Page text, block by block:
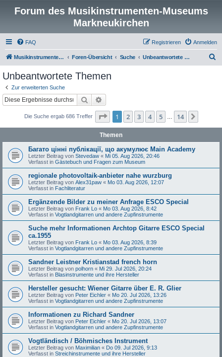
Forum des Musikinstrumenten-Museums
Markneukirchen
FAQ Anmelden
Registrieren
Musikinstrumenten-Museum Foren-Übersicht Suche Unbeantwortete Themen
Unbeantwortete Themen
Zur erweiterten Suche
Suche
Die Suche ergab 686 Treffer Seite 1von 14
1 2 3 4 5 14
Themen
Багато цінні публікації, що акумулює Main Academy
Letzter Beitrag von Stevedaw « Mi 05. Aug 2026, 20:46
Verfasst in Gästebuch und Fragen zum Museum
regionale photovoltaik-anbieter nahe wurzburg
Letzter Beitrag von Alex31paw « Mo 03. Aug 2026, 12:07
Verfasst in Fachliteratur
Ergänzende Bilder zu meiner Anfrage ESCO Special
Letzter Beitrag von Frank Lo « Mo 03. Aug 2026, 8:42
Verfasst in Vogtlandgitarren und andere Zupfinstrumente
Suche mehr Informationen Archtop Gitarre ESCO Special
ca.1955
Letzter Beitrag von Frank Lo « Mo 03. Aug 2026, 8:39
Verfasst in Vogtlandgitarren und andere Zupfinstrumente
Sandner Leistner Kristianstad french horn
Letzter Beitrag von polhorn « Mi 29. Jul 2026, 20:24
Verfasst in Blasinstrumente und ihre Hersteller
Hersteller gesucht: Wiener Gitarre über E. R. Glier
Letzter Beitrag von Peter Eichler « Mo 20. Jul 2026, 13:26
Verfasst in Vogtlandgitarren und andere Zupfinstrumente
Informationen zu Richard Sandner
Letzter Beitrag von Peter Eichler « Mo 20. Jul 2026, 13:07
Verfasst in Vogtlandgitarren und andere Zupfinstrumente
Vogtländisch / Böhmisches Instrument
Letzter Beitrag von Maximilian « Do 09. Jul 2026, 9:13
Verfasst in Streichinstrumente und ihre Hersteller